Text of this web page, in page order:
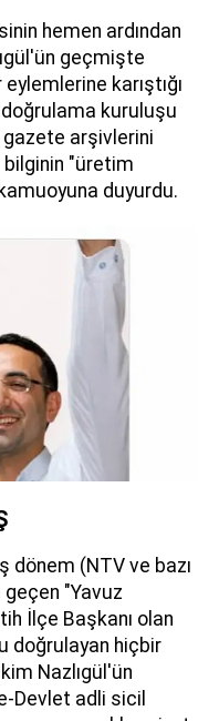
hemen ardından
geçmişte
karıştığı
doğrulama kuruluşu
gazete arşivlerini
"üretim
duyurdu.
dönem (NTV ve bazı
"Yavuz
İlçe Başkanı olan
doğrulayan hiçbir
Nazlıgül'ün
Devlet adli sicil